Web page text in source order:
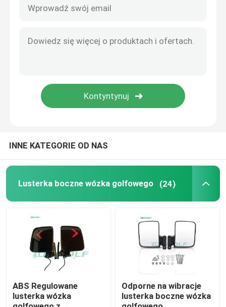
Wózek golfowy Bateria litowa
Części serwisowe ICON
INNE KATEGORIE OD NAS
Lusterka boczne wózka golfowego (24)
ABS Regulowane
lusterka wózka
Odporne na wibracje
lusterka boczne wózka